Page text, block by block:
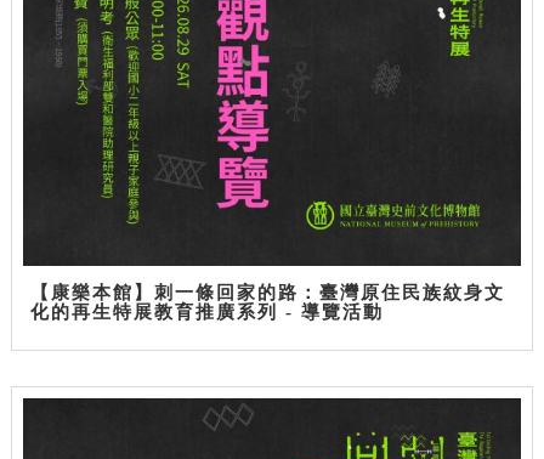
【康樂本館】刺一條回家的路：臺灣原住民族紋身文
化的再生特展教育推廣系列 - 導覽活動